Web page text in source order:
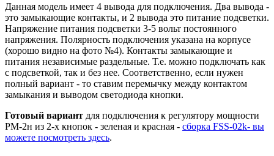
Данная модель имеет 4 вывода для подключения. Два вывода -
это замыкающие контакты, и 2 вывода это питание подсветки.
Напряжение питания подсветки 3-5 вольт постоянного
напряжения. Полярность подключения указана на корпусе
(хорошо видно на фото №4). Контакты замыкающие и
питания независимые раздельные. Т.е. можно подключать как
с подсветкой, так и без нее. Соответственно, если нужен
полный вариант - то ставим перемычку между контактом
замыкания и выводом светодиода кнопки.
Готовый вариант для подключения к регулятору мощности
РМ-2н из 2-х кнопок - зеленая и красная - сборка FSS-02k- вы
можете посмотреть здесь.